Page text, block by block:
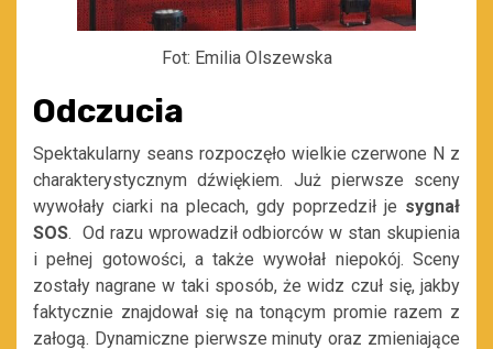
Fot: Emilia Olszewska
Odczucia
Spektakularny seans rozpoczęło wielkie czerwone N z
charakterystycznym dźwiękiem. Już pierwsze sceny
wywołały ciarki na plecach, gdy poprzedził je sygnał
SOS. Od razu wprowadził odbiorców w stan skupienia
i pełnej gotowości, a także wywołał niepokój. Sceny
zostały nagrane w taki sposób, że widz czuł się, jakby
faktycznie znajdował się na tonącym promie razem z
załogą. Dynamiczne pierwsze minuty oraz zmieniające